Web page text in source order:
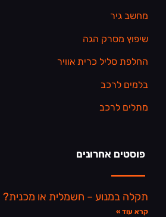
מחשב גיר
שיפוץ מסרק הגה
החלפת סליל כרית אוויר
בלמים לרכב
מתלים לרכב
פוסטים אחרונים
תקלה במנוע – חשמלית או מכנית?
קרא עוד »